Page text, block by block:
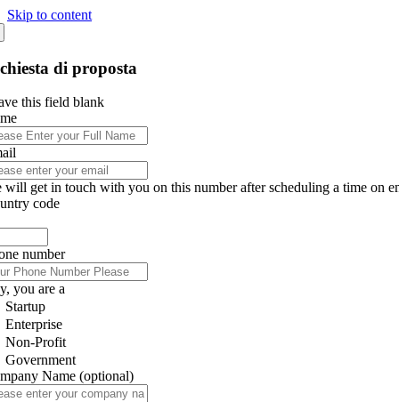
Skip to content
di proposta
this field blank
will get in touch with you on this number after scheduling a time on
code
number
you are a
Startup
Enterprise
Non-Profit
Government
Name (optional)